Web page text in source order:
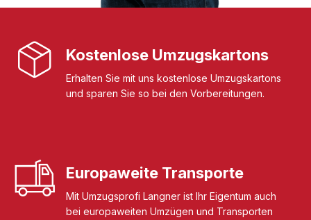
Kostenlose Umzugskartons
Erhalten Sie mit uns kostenlose Umzugskartons
und sparen Sie so bei den Vorbereitungen.
Europaweite Transporte
Mit Umzugsprofi Langner ist Ihr Eigentum auch
bei europaweiten Umzügen und Transporten